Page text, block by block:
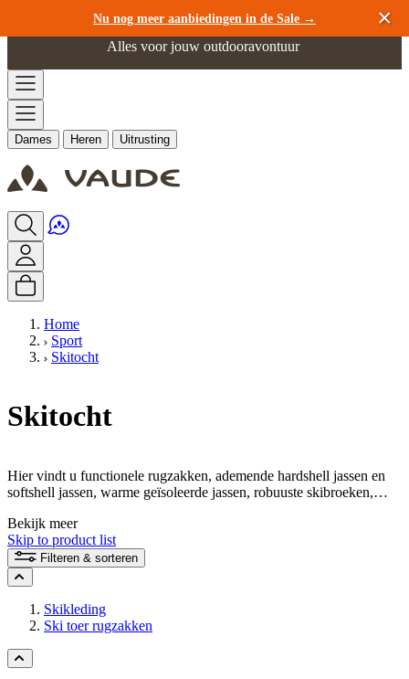
Nu nog meer aanbiedingen in de Sale →
Ga naar de inhoud
Alles voor jouw outdooravontuur
Dames Heren Uitrusting
Home
Sport
Skitocht
Skitocht
Hier vindt u functionele rugzakken, ademende hardshell jassen en
softshell jassen, warme geïsoleerde jassen, robuuste skibroeken,
geproduceerd en voor alle vrienden van milieuvriendelijke
materialen.
Bekijk meer
Skip to product list
Filteren & sorteren
Skikleding
Ski toer rugzakken